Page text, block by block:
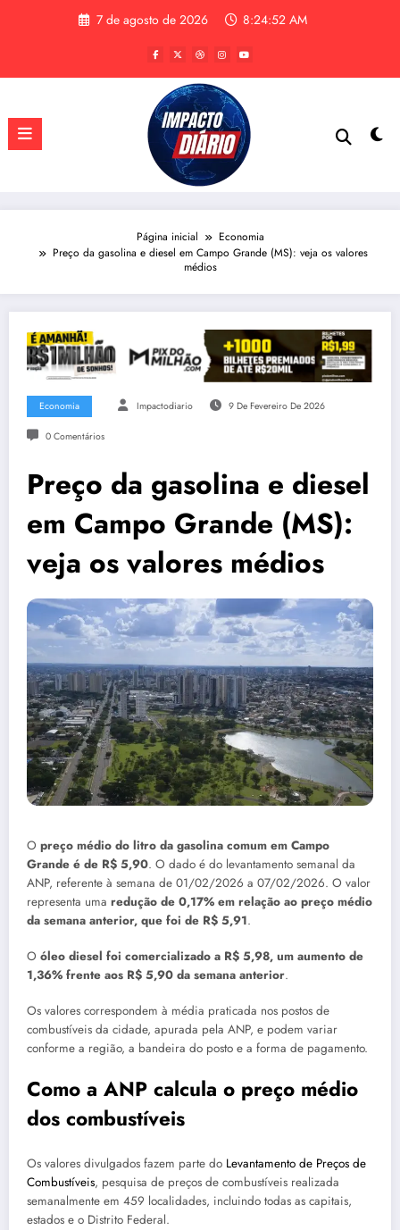
7 de agosto de 2026 8:24:53 AM
Página inicial
Economia
Preço da gasolina e diesel em Campo Grande (MS): veja os valores
médios
Economia Impactodiario 9 De Fevereiro De 2026
0 Comentários
Preço da gasolina e diesel
em Campo Grande (MS):
veja os valores médios
O preço médio do litro da gasolina comum em Campo
Grande é de R$ 5,90. O dado é do levantamento semanal da
ANP, referente à semana de 01/02/2026 a 07/02/2026. O valor
representa uma redução de 0,17% em relação ao preço médio
da semana anterior, que foi de R$ 5,91.
O óleo diesel foi comercializado a R$ 5,98, um aumento de
1,36% frente aos R$ 5,90 da semana anterior.
Os valores correspondem à média praticada nos postos de
combustíveis da cidade, apurada pela ANP, e podem variar
conforme a região, a bandeira do posto e a forma de pagamento.
Como a ANP calcula o preço médio
dos combustíveis
Os valores divulgados fazem parte do Levantamento de Preços de
Combustíveis, pesquisa de preços de combustíveis realizada
semanalmente em 459 localidades, incluindo todas as capitais,
estados e o Distrito Federal.